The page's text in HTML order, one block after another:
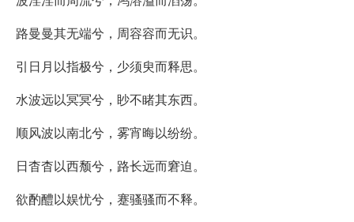
路曼曼其无端兮，周容容而无识。
引日月以指极兮，少须臾而释思。
水波远以冥冥兮，眇不睹其东西。
顺风波以南北兮，雾宵晦以纷纷。
日杳杳以西颓兮，路长远而窘迫。
欲酌醴以娱忧兮，蹇骚骚而不释。